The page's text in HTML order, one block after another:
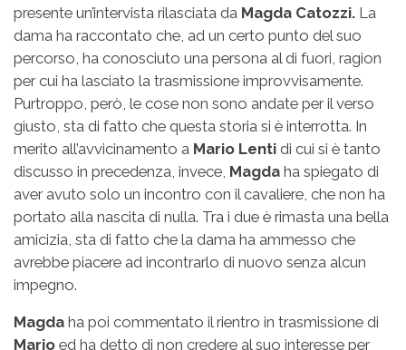
presente un’intervista rilasciata da Magda Catozzi. La
dama ha raccontato che, ad un certo punto del suo
percorso, ha conosciuto una persona al di fuori, ragion
per cui ha lasciato la trasmissione improvvisamente.
Purtroppo, però, le cose non sono andate per il verso
giusto, sta di fatto che questa storia si è interrotta. In
merito all’avvicinamento a Mario Lenti di cui si è tanto
discusso in precedenza, invece, Magda ha spiegato di
aver avuto solo un incontro con il cavaliere, che non ha
portato alla nascita di nulla. Tra i due è rimasta una bella
amicizia, sta di fatto che la dama ha ammesso che
avrebbe piacere ad incontrarlo di nuovo senza alcun
impegno.
Magda ha poi commentato il rientro in trasmissione di
Mario ed ha detto di non credere al suo interesse per